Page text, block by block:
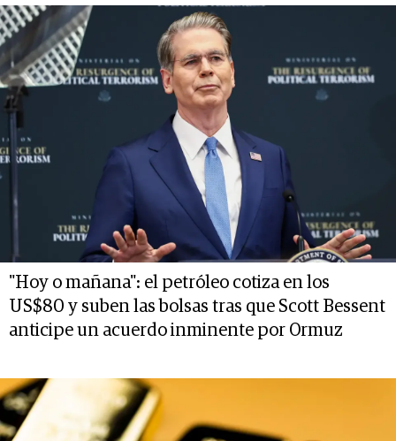
"Hoy o mañana": el petróleo cotiza en los
US$80 y suben las bolsas tras que Scott Bessent
anticipe un acuerdo inminente por Ormuz